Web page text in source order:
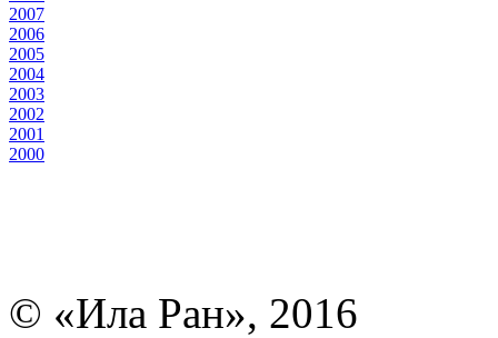
2007
2006
2005
2004
2003
2002
2001
2000
© «Ила Ран», 2016